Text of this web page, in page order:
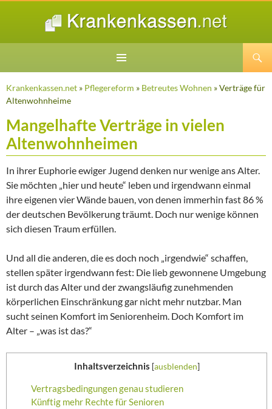
SPRINGEN
Krankenkassen.net » Pflegereform » Betreutes Wohnen » Verträge für
Altenwohnheime
Mangelhafte Verträge in vielen
Altenwohnheimen
In ihrer Euphorie ewiger Jugend denken nur wenige ans Alter.
Sie möchten „hier und heute“ leben und irgendwann einmal
ihre eigenen vier Wände bauen, von denen immerhin fast 86 %
der deutschen Bevölkerung träumt. Doch nur wenige können
sich diesen Traum erfüllen.
Und all die anderen, die es doch noch „irgendwie“ schaffen,
stellen später irgendwann fest: Die lieb gewonnene Umgebung
ist durch das Alter und der zwangsläufig zunehmenden
körperlichen Einschränkung gar nicht mehr nutzbar. Man
sucht seinen Komfort im Seniorenheim. Doch Komfort im
Alter – „was ist das?“
Inhaltsverzeichnis [ausblenden]
Vertragsbedingungen genau studieren
Künftig mehr Rechte für Senioren